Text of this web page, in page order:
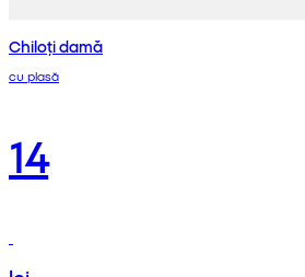
Chiloți damă
cu plasă
14